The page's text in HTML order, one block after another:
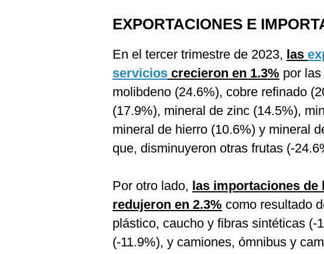
EXPORTACIONES E
En el tercer trimestre de 2023, las
servicios crecieron en 1.3% por
molibdeno (24.6%), cobre refinado
(17.9%), mineral de zinc (14.5%),
mineral de hierro (10.6%) y mineral
que, disminuyeron otras frutas (-
Por otro lado, las importaciones de
redujeron en 2.3% como resultado
plástico, caucho y fibras sintéticas (-
(-11.9%), y camiones, ómnibus y